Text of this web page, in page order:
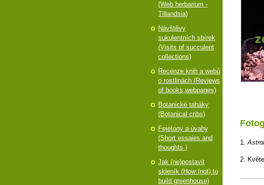
1.
2.
(Web herbarium -
Tillandsia)
Návštěvy
sukulentních sbírek
(Visits of succulent
collections)
Recenze knih a webů
o rostlinách (Reviews
of books,webpages)
Botanické taháky
(Botanical cribs)
Fejetony a úvahy
(Short essaies and
thoughts )
Jak (ne)postavit
skleník (How (not) to
build greenhouse)